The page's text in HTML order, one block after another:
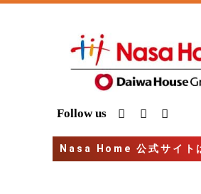
Follow us I
n
s
t
a
Y
o
u
t
u
G
o
o
g
l
Nasa Home 公式サイト